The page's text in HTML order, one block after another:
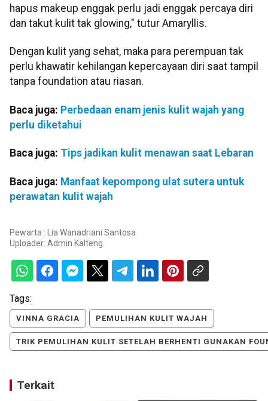
hapus makeup enggak perlu jadi enggak percaya diri
dan takut kulit tak glowing," tutur Amaryllis.
Dengan kulit yang sehat, maka para perempuan tak
perlu khawatir kehilangan kepercayaan diri saat tampil
tanpa foundation atau riasan.
Baca juga: Perbedaan enam jenis kulit wajah yang
perlu diketahui
Baca juga: Tips jadikan kulit menawan saat Lebaran
Baca juga: Manfaat kepompong ulat sutera untuk
perawatan kulit wajah
Pewarta : Lia Wanadriani Santosa
Uploader: Admin Kalteng
Tags:
VINNA GRACIA PEMULIHAN KULIT WAJAH
TRIK PEMULIHAN KULIT SETELAH BERHENTI GUNAKAN
Terkait